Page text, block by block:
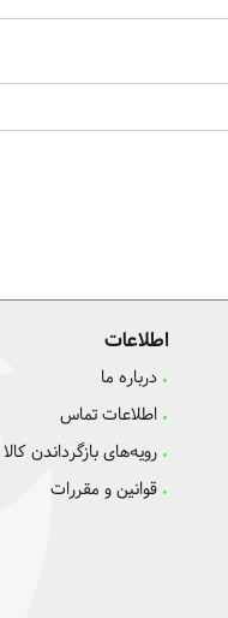
اطلاعات
درباره ما
اطلاعات تماس
رویه‌های بازگرداندن کالا
قوانین و مقررات